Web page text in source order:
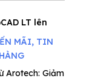
LT lên
MÃI, TIN
Arotech: Giảm